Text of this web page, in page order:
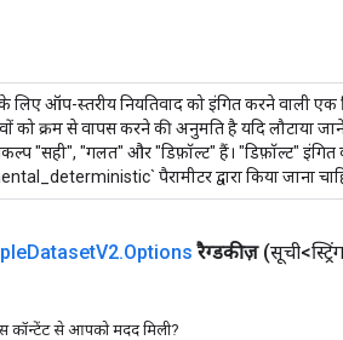
ऑप-स्तरीय नियतिवाद को इंगित करने वाली एक
को क्रम से वापस करने की अनुमति है यदि लौटाया
"सही", "गलत" और "डिफ़ॉल्ट" हैं। "डिफ़ॉल्ट"
पैरामीटर द्वारा किया जाना
DatasetV2.Options रैग्डकीज़
कॉन्टेंट से आपको मदद मिली?